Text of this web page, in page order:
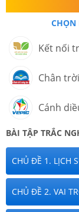
CHỌN
Kết nối
Chân
Cánh
BÀI TẬP TRẮC
CHỦ ĐỀ 1. LỊCH
CHỦ ĐỀ 2. VAI